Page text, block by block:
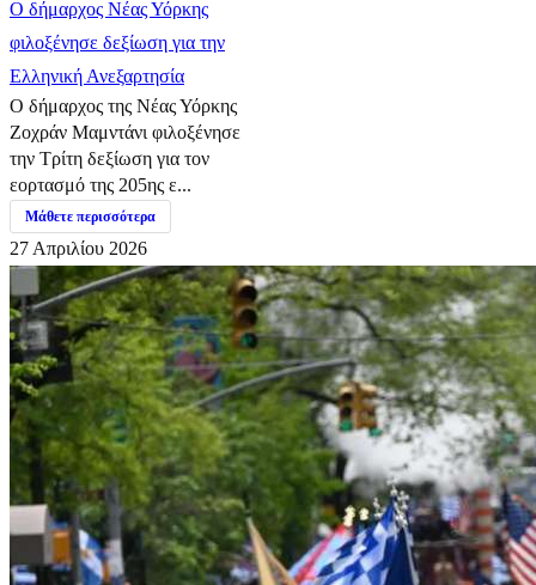
Ο δήμαρχος Νέας Υόρκης
φιλοξένησε δεξίωση για την
Ελληνική Ανεξαρτησία
Ο δήμαρχος της Νέας Υόρκης
Ζοχράν Μαμντάνι φιλοξένησε
την Τρίτη δεξίωση για τον
εορτασμό της 205ης ε...
Μάθετε περισσότερα
27 Απριλίου 2026